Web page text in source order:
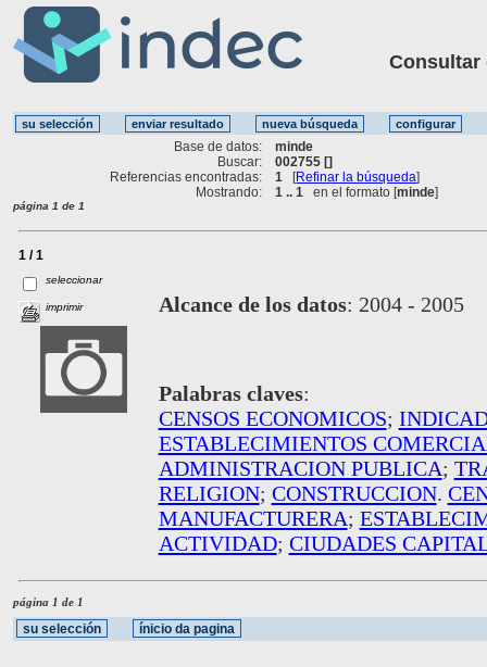
Consultar
Base de datos:
minde
Buscar:
002755 []
Referencias encontradas:
1 [Refinar la búsqueda]
Mostrando:
1 .. 1 en el formato [minde]
página 1 de 1
1 / 1
seleccionar
imprimir Alcance de los datos: 2004 - 2005
Palabras claves:
CENSOS ECONOMICOS;
ESTABLECIMIENTOS
ADMINISTRACION PUBLICA;
RELIGION; CONSTRUCCION.
MANUFACTURERA;
ACTIVIDAD; CIUDADES
página 1 de 1